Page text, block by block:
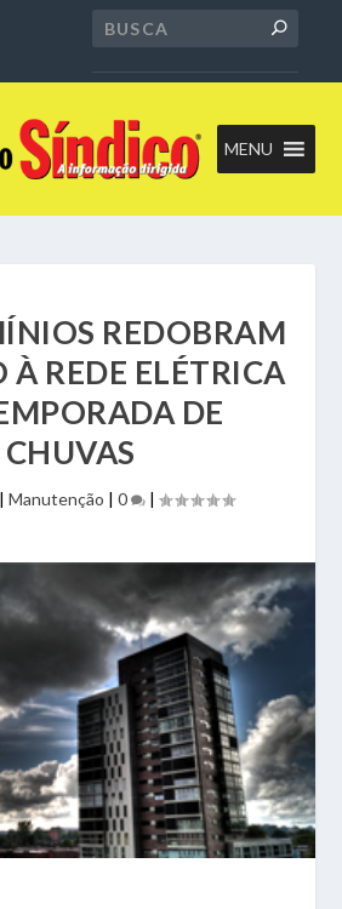
MENU
REDOBRAM
À REDE ELÉTRICA
DE
CHUVAS
| Manutenção | 0 |